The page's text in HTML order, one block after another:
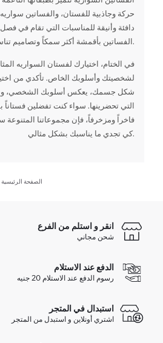
حركة وجاذبية للفستان، والفساتين
دافئة وأنيقة للمناسبات التي تقام في
الفساتين بأقمشة أكثر سمكاً وتصاميم تناسب الطقس البارد.
في الختام، اختيارك لفستان السواريه
لشخصيتك وأسلوبك الخاص. تأكدي من
شكل جسمك، يعكس أسلوبك الشخصي،
التي تحضرينها. سواء كنت تفضلين فستاناً
فاخراً ومزخرفاً، فإن مجموعاتنا المتنوعة
كي تجدي ما يناسبك بشكل مثالي.
الصفحة الرئيسية
انقر و استلم من الفرع
شحن مجاني
الدفع عند الاستلام
رسوم الدفع عند الاستلام 20 جنيه
استبدال في المتجر
اشتري أونلاين و استبدل من المتجر